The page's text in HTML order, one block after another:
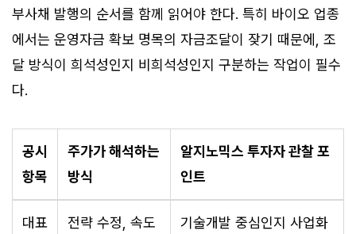
부사채 발행의 순서를 함께 읽어야 한다. 특히 바이오 업종
에서는 운영자금 확보 명목의 자금조달이 잦기 때문에, 조
달 방식이 희석성인지 비희석성인지 구분하는 작업이 필수
다.
공시
항목
주가가 해석하는
방식
알지노믹스 투자자 관찰 포
인트
대표
전략 수정, 속도
기술개발 중심인지 사업화